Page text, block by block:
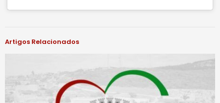
#notíciassbu
Artigos Relacionados